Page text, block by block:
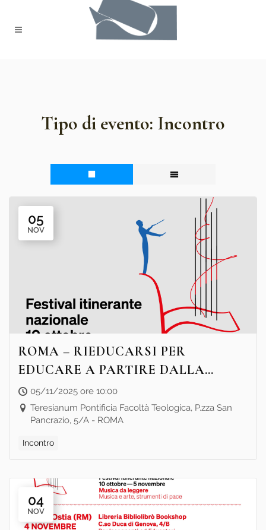
Tipo di evento: Incontro
05
NOV
ROMA – RIEDUCARSI PER
EDUCARE A PARTIRE DALLA
MUSICA
05/11/2025 ore 10:00
Teresianum Pontificia Facoltà Teologica, P.zza San
Pancrazio, 5/A - ROMA
Incontro
04
NOV